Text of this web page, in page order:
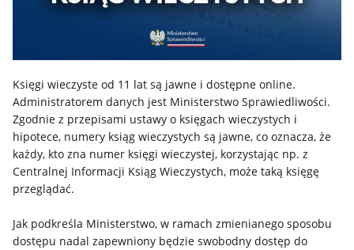
Księgi wieczyste od 11 lat są jawne i dostępne online.
Administratorem danych jest Ministerstwo Sprawiedliwości.
Zgodnie z przepisami ustawy o księgach wieczystych i
hipotece, numery ksiąg wieczystych są jawne, co oznacza, że
każdy, kto zna numer księgi wieczystej, korzystając np. z
Centralnej Informacji Ksiąg Wieczystych, może taką księgę
przeglądać.
Jak podkreśla Ministerstwo, w ramach zmienianego sposobu
dostępu nadal zapewniony będzie swobodny dostęp do